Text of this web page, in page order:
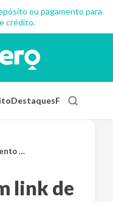
ou pagamento para
crédito.
DestaquesFinanças
link de